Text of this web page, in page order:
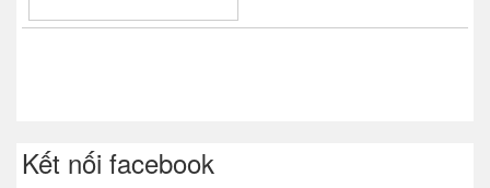
Kết nối facebook